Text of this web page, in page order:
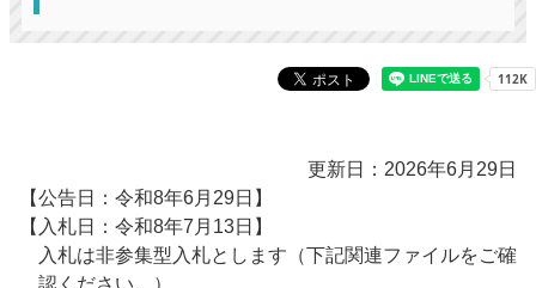
更新日：2026年6月29日
【公告日：令和8年6月29日】
【入札日：令和8年7月13日】
入札は非参集型入札とします（下記関連ファイルをご確
認ください。）